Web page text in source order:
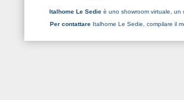
Italhome Le Sedieè uno showroom virtuale, un
Per contattare Italhome Le Sedie, compilare il